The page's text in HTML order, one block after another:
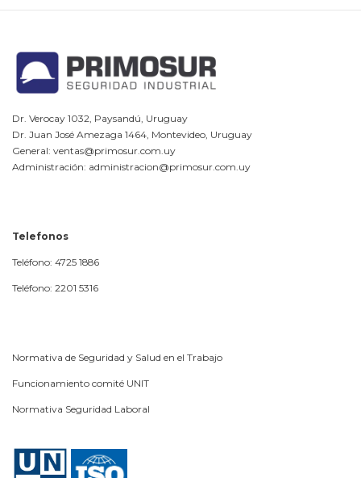
Dr. Verocay 1032, Paysandú, Uruguay
Dr. Juan José Amezaga 1464, Montevideo, Uruguay
General: ventas@primosur.com.uy
Administración: administracion@primosur.com.uy
Telefonos
Teléfono: 4725 1886
Teléfono: 2201 5316
Normativa de Seguridad y Salud en el Trabajo
Funcionamiento comité UNIT
Normativa Seguridad Laboral